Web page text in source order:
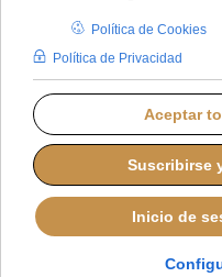
ALMUDENA RODRIGO
MARTES, 16 DICIEMBRE 2025